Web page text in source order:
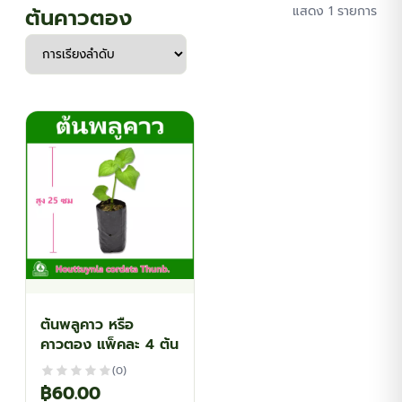
ต้นคาวตอง แสดง 1 รายการ
ต้นพลูคาว หรือ
คาวตอง แพ็คละ 4 ต้น
(0)
฿60.00